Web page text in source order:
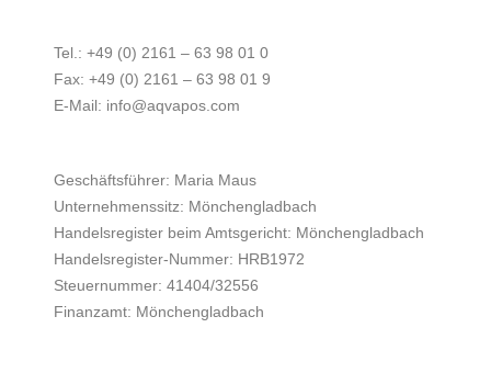
Tel.: +49 (0) 2161 – 63 98 01 0
Fax: +49 (0) 2161 – 63 98 01 9
E-Mail: info@aqvapos.com
Geschäftsführer: Maria Maus
Unternehmenssitz: Mönchengladbach
Handelsregister beim Amtsgericht: Mönchengladbach
Handelsregister-Nummer: HRB1972
Steuernummer: 41404/32556
Finanzamt: Mönchengladbach